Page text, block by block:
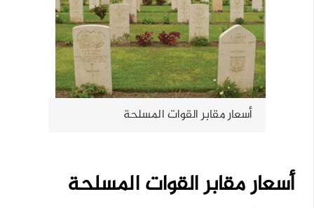
أسعار مقابر القوات المسلحة
أسعار مقابر القوات المسلحة